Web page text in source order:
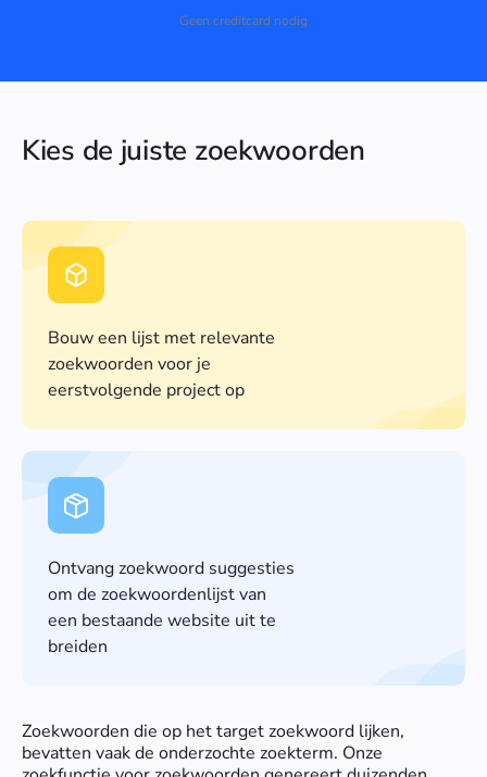
Geen creditcard nodig
Kies de juiste zoekwoorden
Bouw een lijst met relevante
zoekwoorden voor je
eerstvolgende project op
Ontvang zoekwoord suggesties
om de zoekwoordenlijst van
een bestaande website uit te
breiden
Zoekwoorden die op het target zoekwoord lijken,
bevatten vaak de onderzochte zoekterm. Onze